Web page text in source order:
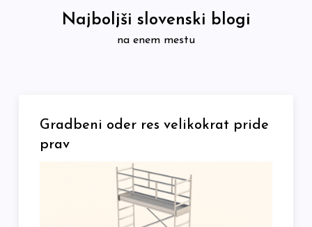
Najboljši slovenski blogi
na enem mestu
Gradbeni oder res velikokrat pride
prav